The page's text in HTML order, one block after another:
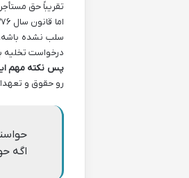
تقریباً حق
سلب نشده
درخواست تخلیه
پس نکته مهم
رو حقوق و
اگه